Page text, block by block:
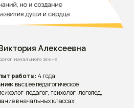
Алексеевна
начального звена
работы: 4 года
высшее педагогическое
педагог, психолог-логопед,
в начальных классах